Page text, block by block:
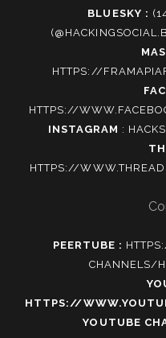
BLUESKY :
HTTPS://
HTTPS://
INSTAGRAM :
HTTPS://
PEERTUBE :
CHANNELS/
HTTPS://
YOUTUBE